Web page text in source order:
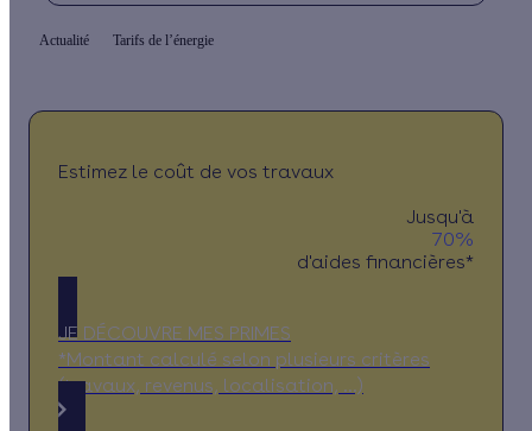
Actualité Tarifs de l’énergie
Estimez le coût de vos travaux
Jusqu'à
70%
d'aides financières*
JE DÉCOUVRE MES PRIMES
*Montant calculé selon plusieurs critères
(travaux, revenus, localisation, …)